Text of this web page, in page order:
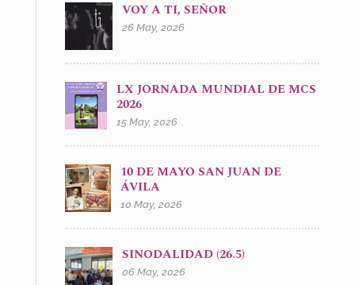
VOY A TI, SEÑOR
26 May, 2026
LX JORNADA MUNDIAL DE MCS
2026
15 May, 2026
10 DE MAYO SAN JUAN DE
ÁVILA
10 May, 2026
SINODALIDAD (26.5)
06 May, 2026